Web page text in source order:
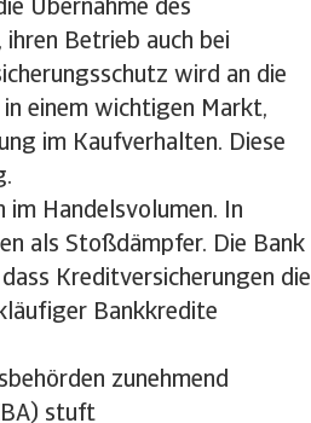
Übernahme des
Betrieb auch bei
wird an die
in einem wichtigen Markt,
im Kaufverhalten. Diese
im Handelsvolumen. In
als Stoßdämpfer. Die Bank
Kreditversicherungen die
Bankkredite
zunehmend
stuft